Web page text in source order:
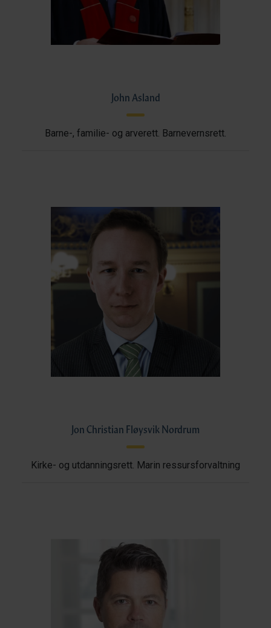
John Asland
Barne-, familie- og arverett. Barnevernsrett.
Jon Christian Fløysvik Nordrum
Kirke- og utdanningsrett. Marin ressursforvaltning